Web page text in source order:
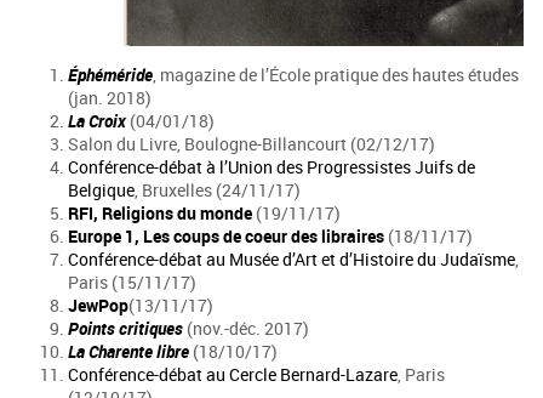
Éphéméride, magazine de l’École pratique des hautes études
(jan. 2018)
La Croix (04/01/18)
Salon du Livre, Boulogne-Billancourt (02/12/17)
Conférence-débat à l’Union des Progressistes Juifs de
Belgique, Bruxelles (24/11/17)
RFI, Religions du monde (19/11/17)
Europe 1, Les coups de coeur des libraires (18/11/17)
Conférence-débat au Musée d’Art et d’Histoire du Judaïsme,
Paris (15/11/17)
JewPop(13/11/17)
Points critiques (nov.-déc. 2017)
La Charente libre (18/10/17)
Conférence-débat au Cercle Bernard-Lazare, Paris